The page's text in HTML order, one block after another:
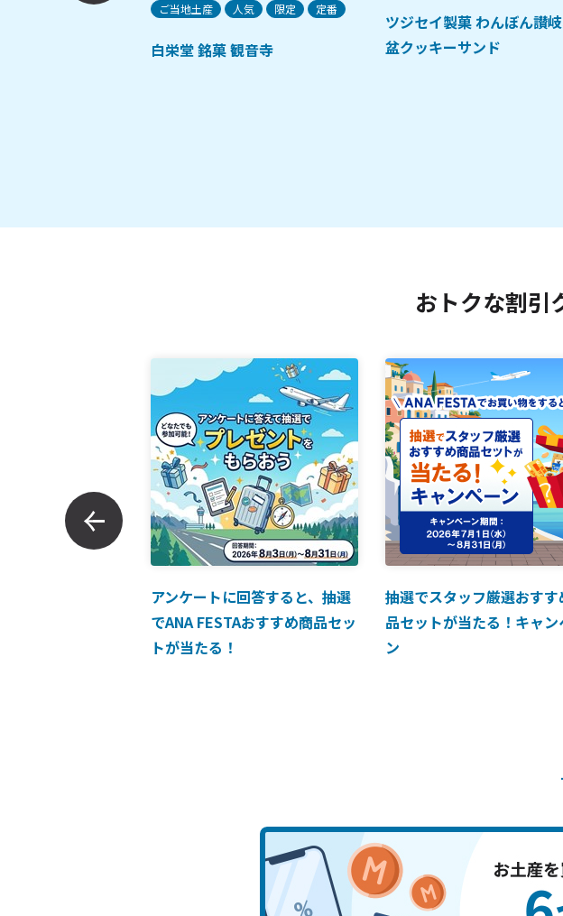
ご当地土産 人気 限定 定番
白栄堂 銘菓 観音寺
ツジセイ製菓 わんぼん讃
盆クッキーサンド
おトクな割引
アンケートに回答すると、抽選
でANA FESTAおすすめ商品セッ
トが当たる！
抽選でスタッフ厳選おすす
品セットが当たる！キャン
ン